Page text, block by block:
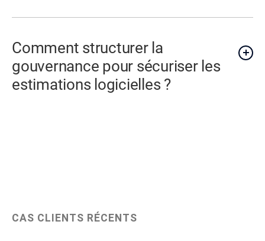
Comment structurer la
gouvernance pour sécuriser les
estimations logicielles ?
CAS CLIENTS RÉCENTS